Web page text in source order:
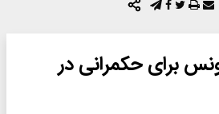
برای حکمرانی در